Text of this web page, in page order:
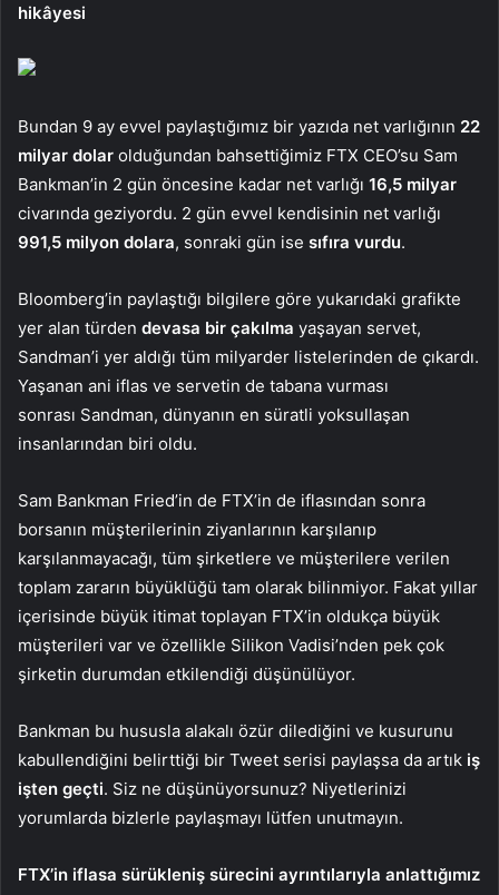
hikâyesi
Bundan 9 ay evvel paylaştığımız bir yazıda net varlığının 22
milyar dolar olduğundan bahsettiğimiz FTX CEO’su Sam
Bankman’in 2 gün öncesine kadar net varlığı 16,5 milyar
civarında geziyordu. 2 gün evvel kendisinin net varlığı
991,5 milyon dolara, sonraki gün ise sıfıra vurdu.
Bloomberg’in paylaştığı bilgilere göre yukarıdaki grafikte
yer alan türden devasa bir çakılma yaşayan servet,
Sandman’i yer aldığı tüm milyarder listelerinden de çıkardı.
Yaşanan ani iflas ve servetin de tabana vurması
sonrası Sandman, dünyanın en süratli yoksullaşan
insanlarından biri oldu.
Sam Bankman Fried’in de FTX’in de iflasından sonra
borsanın müşterilerinin ziyanlarının karşılanıp
karşılanmayacağı, tüm şirketlere ve müşterilere verilen
toplam zararın büyüklüğü tam olarak bilinmiyor. Fakat yıllar
içerisinde büyük itimat toplayan FTX’in oldukça büyük
müşterileri var ve özellikle Silikon Vadisi’nden pek çok
şirketin durumdan etkilendiği düşünülüyor.
Bankman bu hususla alakalı özür dilediğini ve kusurunu
kabullendiğini belirttiği bir Tweet serisi paylaşsa da artık iş
işten geçti. Siz ne düşünüyorsunuz? Niyetlerinizi
yorumlarda bizlerle paylaşmayı lütfen unutmayın.
FTX’in iflasa sürükleniş sürecini ayrıntılarıyla anlattığımız